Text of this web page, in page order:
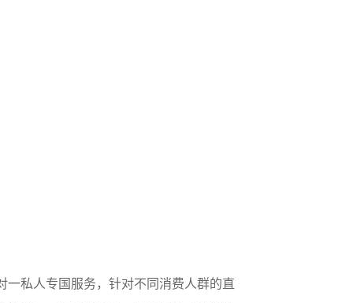
一私人专国服务，针对不同消费人群的直